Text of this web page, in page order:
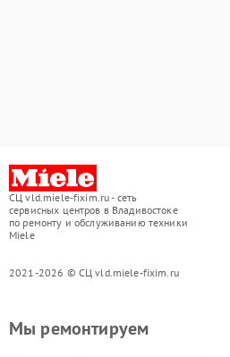
СЦ vld.miele-fixim.ru - сеть
сервисных центров в Владивостоке
по ремонту и обслуживанию техники
Miele
2021-2026 © СЦ vld.miele-fixim.ru
Мы ремонтируем